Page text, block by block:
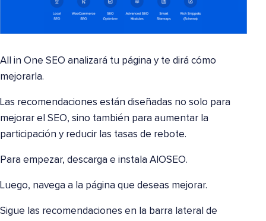
All in One SEO analizará tu página y te dirá cómo
mejorarla.
Las recomendaciones están diseñadas no solo para
mejorar el SEO, sino también para aumentar la
participación y reducir las tasas de rebote.
Para empezar, descarga e instala AIOSEO.
Luego, navega a la página que deseas mejorar.
Sigue las recomendaciones en la barra lateral de